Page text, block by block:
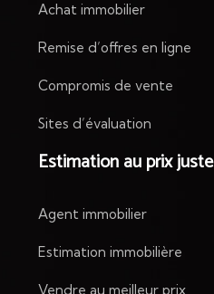
Achat immobilier
Remise d’offres en ligne
Compromis de vente
Sites d’évaluation
Estimation au prix juste
Agent immobilier
Estimation immobilière
Vendre au meilleur prix